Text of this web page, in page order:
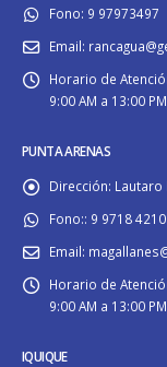
Fono: 9 97973497
Email:
Horario de
9:00 AM a 13:00 PM
PUNTA ARENAS
Dirección: Lautaro
Fono:: 9 9718 4210
Email:
Horario de
9:00 AM a 13:00 PM
IQUIQUE